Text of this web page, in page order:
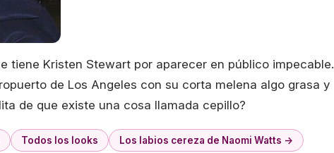
tiene Kristen Stewart por aparecer en público impecable.
de Los Angeles con su corta melena algo grasa y
de que existe una cosa llamada cepillo?
Todos los looks Los labios cereza de Naomi Watts →